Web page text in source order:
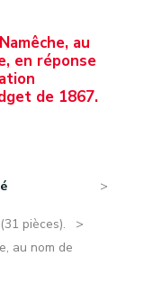
au
en réponse
de 1867.
pièces).
au nom de